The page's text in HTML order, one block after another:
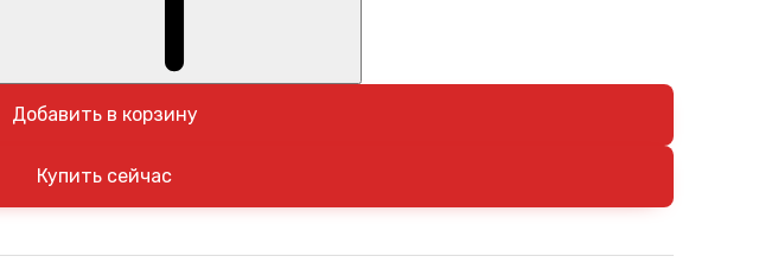
Добавить в корзину